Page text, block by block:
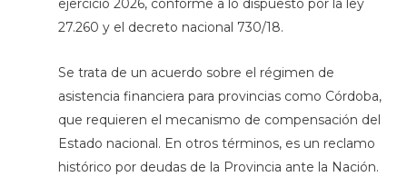
ejercicio 2026, conforme a lo dispuesto por la ley
27.260 y el decreto nacional 730/18.
Se trata de un acuerdo sobre el régimen de
asistencia financiera para provincias como Córdoba,
que requieren el mecanismo de compensación del
Estado nacional. En otros términos, es un reclamo
histórico por deudas de la Provincia ante la Nación.